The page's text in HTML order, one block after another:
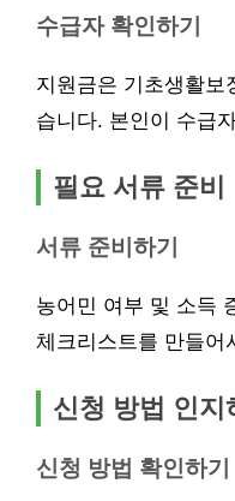
수급자 확인하기
지원금은 기초생활보
습니다. 본인이 수급
필요 서류 준비
서류 준비하기
농어민 여부 및 소득
체크리스트를 만들어
신청 방법 인지
신청 방법 확인하기